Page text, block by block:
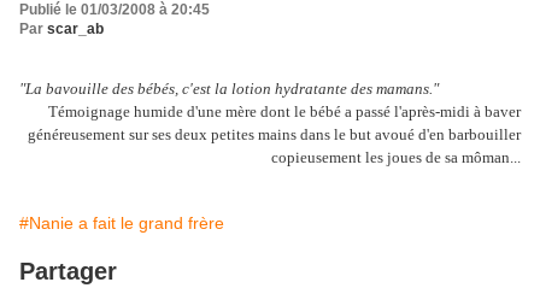
Publié le 01/03/2008 à 20:45
Par scar_ab
"La bavouille des bébés, c'est la lotion hydratante des mamans."
Témoignage humide d'une mère dont le bébé a passé l'après-midi à baver
généreusement sur ses deux petites mains dans le but avoué d'en barbouiller
copieusement les joues de sa môman...
#Nanie a fait le grand frère
Partager